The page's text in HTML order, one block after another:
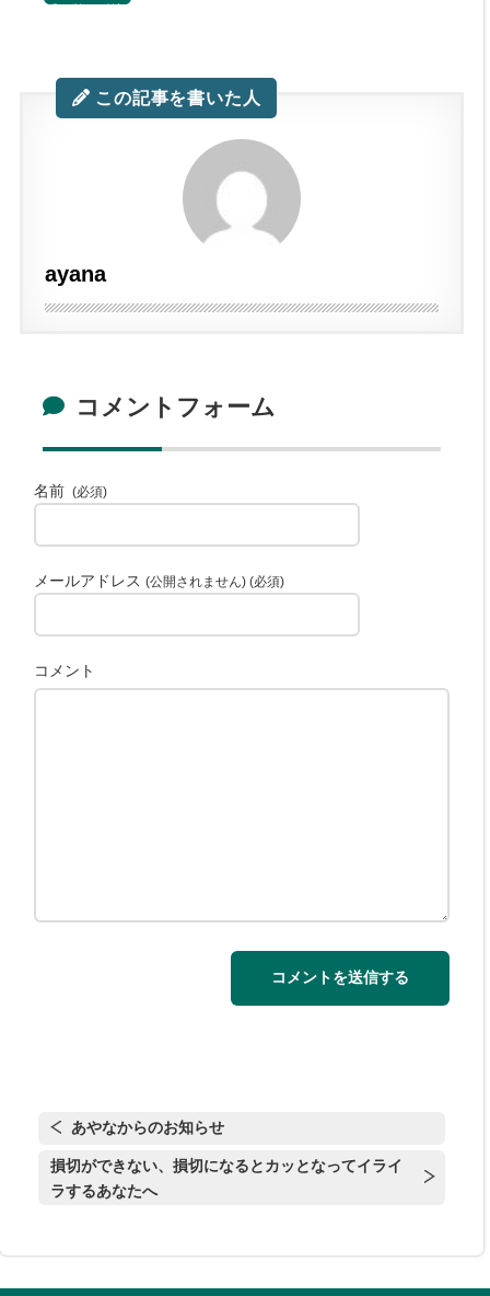
のコツ。コツと
この記事を書いた人
ayana
コメントフォーム
名前 (必須)
メールアドレス(公開されません) (必須)
コメント
あやなからのお知らせ
損切ができない、損切になるとカッとなってイライ
ラするあなたへ